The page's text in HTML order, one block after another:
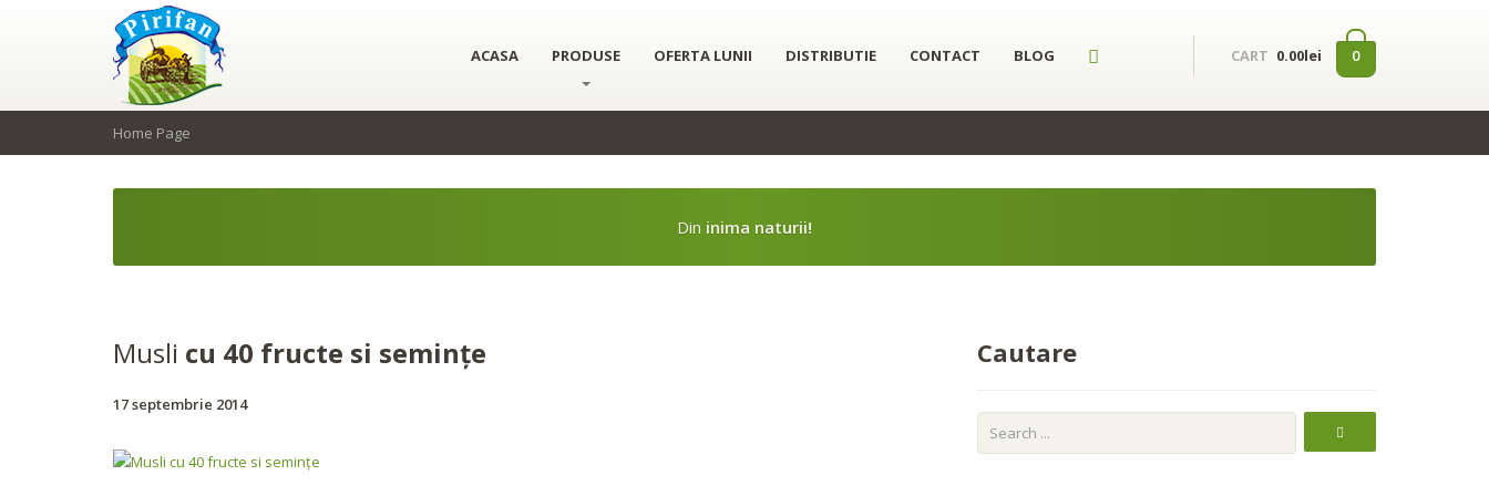
ACASA PRODUSE OFERTA LUNII DISTRIBUTIE CONTACT BLOG CART 0.00lei 0
Home Page
Din inima naturii!
Musli cu 40 fructe si seminţe
17 septembrie 2014
Cautare
de publicitate și de analize informații cu privire la modul în care folosiți site-ul nostru. Aceștia le pot combina cu alte informații oferite de dvs. sau culese în urma folosirii serviciilor lor.